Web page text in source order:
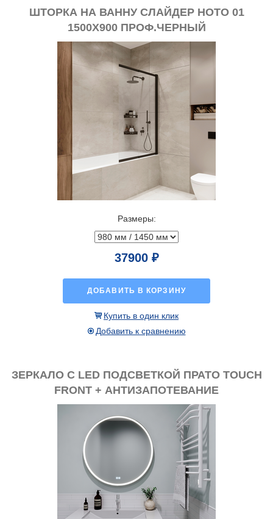
ШТОРКА НА ВАННУ СЛАЙДЕР НОТО 01
1500Х900 ПРОФ.ЧЕРНЫЙ
Размеры:
37900 ₽
ДОБАВИТЬ В КОРЗИНУ
Купить в один клик
Добавить к сравнению
ЗЕРКАЛО С LED ПОДСВЕТКОЙ ПРАТО TOUCH
FRONT + АНТИЗАПОТЕВАНИЕ